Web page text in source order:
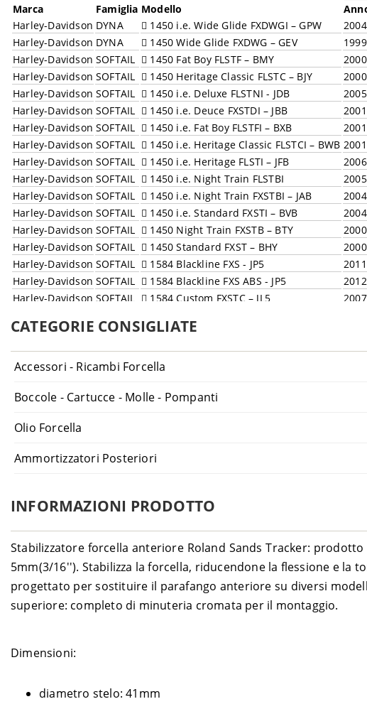
Marca Famiglia Modello
Harley-Davidson DYNA 1450 i.e. Wide Glide FXDWGI – GPW
Harley-Davidson DYNA 1450 Wide Glide FXDWG – GEV
Harley-Davidson SOFTAIL 1450 Fat Boy FLSTF – BMY
Harley-Davidson SOFTAIL 1450 Heritage Classic FLSTC – BJY
Harley-Davidson SOFTAIL 1450 i.e. Deluxe FLSTNI - JDB
Harley-Davidson SOFTAIL 1450 i.e. Deuce FXSTDI – JBB
Harley-Davidson SOFTAIL 1450 i.e. Fat Boy FLSTFI – BXB
Harley-Davidson SOFTAIL 1450 i.e. Heritage Classic FLSTCI – BWB
Harley-Davidson SOFTAIL 1450 i.e. Heritage FLSTI – JFB
2006
Harley-Davidson SOFTAIL 1450 i.e. Night Train FLSTBI
2005
Harley-Davidson SOFTAIL 1450 i.e. Night Train FXSTBI – JAB
Harley-Davidson SOFTAIL 1450 i.e. Standard FXSTI – BVB
Harley-Davidson SOFTAIL 1450 Night Train FXSTB – BTY
Harley-Davidson SOFTAIL 1450 Standard FXST – BHY
Harley-Davidson SOFTAIL 1584 Blackline FXS - JP5
2011
Harley-Davidson SOFTAIL 1584 Blackline FXS ABS - JP5
2012
Harley-Davidson SOFTAIL 1584 Custom FXSTC – JL5
Harley-Davidson SOFTAIL 1584 Deluxe FLSTN ABS - JD5
Harley-Davidson SOFTAIL 1584 Fat Boy FLSTF ABS – BX5
2011
Harley-Davidson SOFTAIL 1584 Fat Boy FLSTF – BX5
Harley-Davidson SOFTAIL 1584 Fat Boy Special FLSTFB – JN5
Harley-Davidson
Harley-Davidson
SOFTAIL 1584 Night Train FXSTB – JA5
Harley-Davidson SOFTAIL 1690 Fat Boy FLSTF ABS– BXV
Harley-Davidson SOFTAIL 1690 Heritage Classic FLSTC – BWV
Harley-Davidson SOFTAIL 1690 Slim FLS ABS – JRV
CATEGORIE CONSIGLIATE
Accessori - Ricambi Forcella
Boccole - Cartucce - Molle - Pompanti
Olio Forcella
Ammortizzatori Posteriori
INFORMAZIONI PRODOTTO
Stabilizzatore forcella anteriore Roland Sands Tracker:
5mm(3/16''). Stabilizza la forcella, riducendone la flessione e
progettato per sostituire il parafango anteriore su diversi
superiore: completo di minuteria cromata per il montaggio.
Dimensioni:
diametro stelo: 41mm